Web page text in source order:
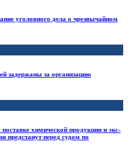
уголовного дела о чрезвычайном
задержаны за организацию
химической продукции и экс-
предстанут перед судом по